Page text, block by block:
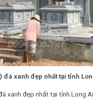
đá xanh đẹp nhất tại tỉnh
xanh đẹp nhất tại tỉnh Long